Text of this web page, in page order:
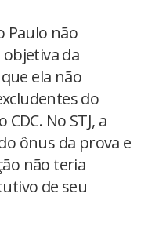
Paulo não
da
ela não
do
No STJ, a
ônus da prova e
não teria
de seu